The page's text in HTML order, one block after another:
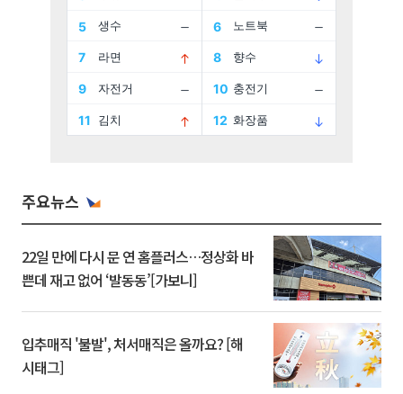
주요뉴스
22일 만에 다시 문 연 홈플러스…정상화 바
쁜데 재고 없어 ‘발동동’[가보니]
입추매직 '불발', 처서매직은 올까요? [해
시태그]